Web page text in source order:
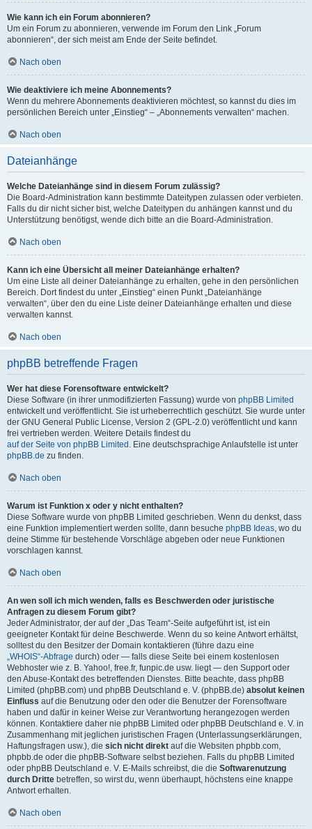
Wie kann ich ein Forum abonnieren?
Um ein Forum zu abonnieren, verwende im Forum den Link „Forum
abonnieren“, der sich meist am Ende der Seite befindet.
Nach oben
Wie deaktiviere ich meine Abonnements?
Wenn du mehrere Abonnements deaktivieren möchtest, so kannst du dies im
persönlichen Bereich unter „Einstieg“ – „Abonnements verwalten“ machen.
Nach oben
Dateianhänge
Welche Dateianhänge sind in diesem Forum zulässig?
Die Board-Administration kann bestimmte Dateitypen zulassen oder verbieten.
Falls du dir nicht sicher bist, welche Dateitypen du anhängen kannst und du
Unterstützung benötigst, wende dich bitte an die Board-Administration.
Nach oben
Kann ich eine Übersicht all meiner Dateianhänge erhalten?
Um eine Liste all deiner Dateianhänge zu erhalten, gehe in den persönlichen
Bereich. Dort findest du unter „Einstieg“ einen Punkt „Dateianhänge
verwalten“, über den du eine Liste deiner Dateianhänge erhalten und diese
verwalten kannst.
Nach oben
phpBB betreffende Fragen
Wer hat diese Forensoftware entwickelt?
Diese Software (in ihrer unmodifizierten Fassung) wurde von phpBB Limited
entwickelt und veröffentlicht. Sie ist urheberrechtlich geschützt. Sie wurde unter
der GNU General Public License, Version 2 (GPL-2.0) veröffentlicht und kann
frei vertrieben werden. Weitere Details findest du
auf der Seite von phpBB Limited . Eine deutschsprachige Anlaufstelle ist unter
phpBB.de zu finden.
Nach oben
Warum ist Funktion x oder y nicht enthalten?
Diese Software wurde von phpBB Limited geschrieben. Wenn du denkst, dass
eine Funktion implementiert werden sollte, dann besuche phpBB Ideas , wo du
deine Stimme für bestehende Vorschläge abgeben oder neue Funktionen
vorschlagen kannst.
Nach oben
An wen soll ich mich wenden, falls es Beschwerden oder juristische
Anfragen zu diesem Forum gibt?
Jeder Administrator, der auf der „Das Team“-Seite aufgeführt ist, ist ein
geeigneter Kontakt für deine Beschwerde. Wenn du so keine Antwort erhältst,
solltest du den Besitzer der Domain kontaktieren (führe dazu eine
„WHOIS“-Abfrage durch) oder — falls diese Seite bei einem kostenlosen
Webhoster wie z. B. Yahoo!, free.fr, funpic.de usw. liegt — den Support oder
den Abuse-Kontakt des betreffenden Dienstes. Bitte beachte, dass phpBB
Limited (phpBB.com) und phpBB Deutschland e. V. (phpBB.de) absolut keinen
Einfluss auf die Benutzung oder den oder die Benutzer der Forensoftware
haben und dafür in keiner Weise zur Verantwortung herangezogen werden
können. Kontaktiere daher nie phpBB Limited oder phpBB Deutschland e. V. in
Zusammenhang mit jeglichen juristischen Fragen (Unterlassungserklärungen,
Haftungsfragen usw.), die sich nicht direkt auf die Websiten phpbb.com,
phpbb.de oder die phpBB-Software selbst beziehen. Falls du phpBB Limited
oder phpBB Deutschland e. V. E-Mails schreibst, die die Softwarenutzung
durch Dritte betreffen, so wirst du, wenn überhaupt, höchstens eine knappe
Antwort erhalten.
Nach oben